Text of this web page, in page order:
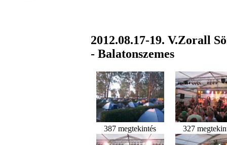
2012.08.17-19. V.Zorall
- Balatonszemes
387 megtekintés 327